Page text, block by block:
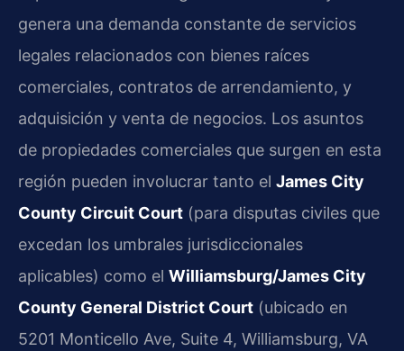
genera una demanda constante de servicios
legales relacionados con bienes raíces
comerciales, contratos de arrendamiento, y
adquisición y venta de negocios. Los asuntos
de propiedades comerciales que surgen en esta
región pueden involucrar tanto el James City
County Circuit Court (para disputas civiles que
excedan los umbrales jurisdiccionales
aplicables) como el Williamsburg/James City
County General District Court (ubicado en
5201 Monticello Ave, Suite 4, Williamsburg, VA